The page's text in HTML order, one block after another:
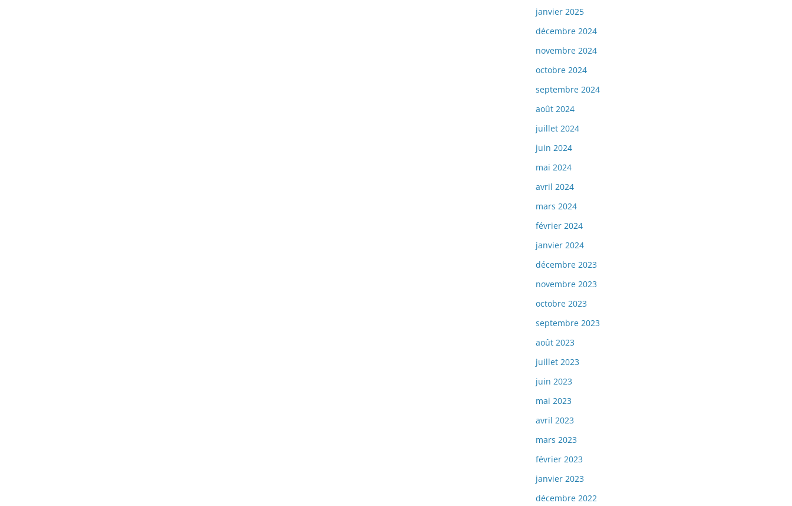
janvier 2025
décembre 2024
novembre 2024
octobre 2024
septembre 2024
août 2024
juillet 2024
juin 2024
mai 2024
avril 2024
mars 2024
février 2024
janvier 2024
décembre 2023
novembre 2023
octobre 2023
septembre 2023
août 2023
juillet 2023
juin 2023
mai 2023
avril 2023
mars 2023
février 2023
janvier 2023
décembre 2022